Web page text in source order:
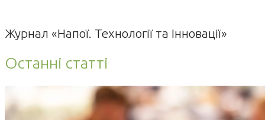
Журнал «Напої. Технології та Інновації»
Останні статті